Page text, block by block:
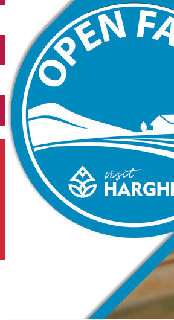
English
Închirieri auto
Închirieri de biciclete